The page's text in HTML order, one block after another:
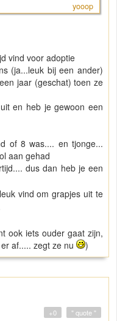
yooop
vind voor adoptie
(ja...leuk bij een ander)
jaar (geschat) toen ze
en heb je gewoon een
of 8 was.... en tjonge...
aan gehad
dus dan heb je een
vind om grapjes uit te
ook iets ouder gaat zijn,
af..... zegt ze nu
)
" quote "
+0